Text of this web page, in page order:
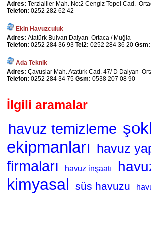
Adres: Terzialiler Mah. No:2 Cengiz Topel Cad.
Telefon: 0252 282 62 42
Ekin Havuzculuk
Adres: Atatürk Bulvarı Dalyan Ortaca / Muğla
Telefon: 0252 284 36 93 Tel2: 0252 284 36 20 Gsm:
Ada Teknik
Adres: Çavuşlar Mah. Atatürk Cad. 47/ D Dalyan
Telefon: 0252 284 34 75 Gsm: 0538 207 08 90
İlgili aramalar
havuz temizleme
ekipmanları havuz
firmaları havuz inşaatı
kimyasal süs havuzu